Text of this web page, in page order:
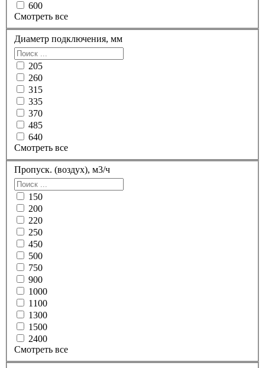
600
Смотреть все
Диаметр подключения, мм
205
260
315
335
370
485
640
Смотреть все
Пропуск. (воздух), м3/ч
150
200
220
250
450
500
750
900
1000
1100
1300
1500
2400
Смотреть все